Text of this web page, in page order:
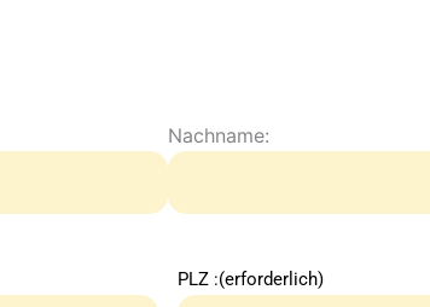
Nachname:
PLZ :(erforderlich)